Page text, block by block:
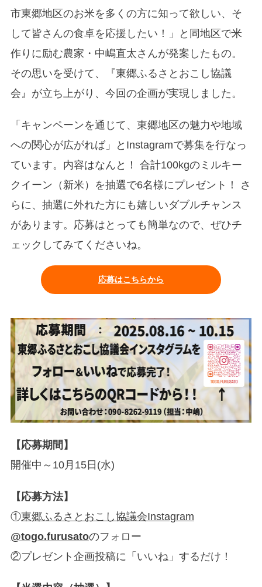
市東郷地区のお米を多くの方に知って欲しい、そ
して皆さんの食卓を応援したい！」と同地区で米
作りに励む農家・中嶋直太さんが発案したもの。
その思いを受けて、『東郷ふるさとおこし協議
会』が立ち上がり、今回の企画が実現しました。
「キャンペーンを通じて、東郷地区の魅力や地域
への関心が広がれば」とInstagramで募集を行なっ
ています。内容はなんと！ 合計100kgのミルキー
クイーン（新米）を抽選で6名様にプレゼント！ さ
らに、抽選に外れた方にも嬉しいダブルチャンス
があります。応募はとっても簡単なので、ぜひチ
ェックしてみてくださいね。
応募はこちらから
【応募期間】
開催中～10月15日(水)
【応募方法】
①東郷ふるさとおこし協議会Instagram
@togo.furusatoのフォロー
②プレゼント企画投稿に「いいね」するだけ！